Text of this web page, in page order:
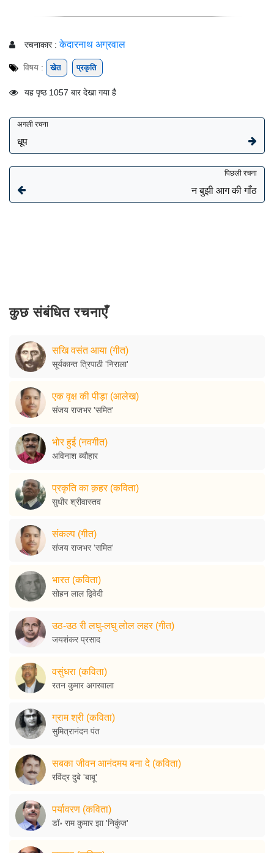
रचनाकार : केदारनाथ अग्रवाल
विषय : खेत प्रकृति
यह पृष्ठ 1057 बार देखा गया है
अगली रचना
धूप
पिछली रचना
न बुझी आग की गाँठ
कुछ संबंधित रचनाएँ
सखि वसंत आया (गीत)
सूर्यकान्त त्रिपाठी 'निराला'
एक वृक्ष की पीड़ा (आलेख)
संजय राजभर 'समित'
भोर हुई (नवगीत)
अविनाश ब्यौहार
प्रकृति का क़हर (कविता)
सुधीर श्रीवास्तव
संकल्प (गीत)
संजय राजभर 'समित'
भारत (कविता)
सोहन लाल द्विवेदी
उठ-उठ री लघु-लघु लोल लहर (गीत)
जयशंकर प्रसाद
वसुंधरा (कविता)
रतन कुमार अगरवाला
ग्राम श्री (कविता)
सुमित्रानंदन पंत
सबका जीवन आनंदमय बना दे (कविता)
रविंद्र दुबे 'बाबू'
पर्यावरण (कविता)
डॉ॰ राम कुमार झा 'निकुंज'